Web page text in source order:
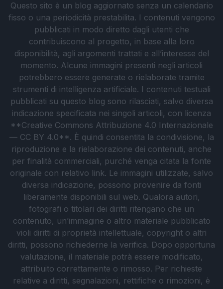
Questo sito è un blog aggiornato senza un calendario
fisso o una periodicità prestabilita. I contenuti vengono
pubblicati in modo diretto dagli utenti che
contribuiscono al progetto, in base alla loro
disponibilità, agli argomenti trattati e all’interesse del
momento. Alcune immagini presenti negli articoli
potrebbero essere generate o rielaborate tramite
strumenti di intelligenza artificiale. I contenuti testuali
pubblicati su questo blog sono rilasciati, salvo diversa
indicazione specificata nei singoli articoli, con licenza
**Creative Commons Attribuzione 4.0 Internazionale
— CC BY 4.0**. È quindi consentita la condivisione, la
riproduzione e la rielaborazione dei contenuti, anche
per finalità commerciali, purché venga citata la fonte
originale con relativo link. Le immagini utilizzate, salvo
diversa indicazione, possono provenire da fonti
liberamente disponibili sul web. Qualora autori,
fotografi o titolari dei diritti ritengano che un
contenuto, un’immagine o altro materiale pubblicato
violi diritti di proprietà intellettuale, copyright o altri
diritti, possono richiederne la verifica. Dopo opportuna
valutazione, il materiale potrà essere modificato,
attribuito correttamente o rimosso. Per richieste
relative a diritti, segnalazioni, rettifiche o rimozioni, è